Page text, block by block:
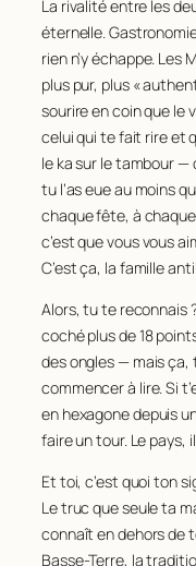
La rivalité entre les
éternelle.
rien n’y échappe. Les
plus pur, plus «
sourire en coin que le
celui qui te fait rire et
le ka sur le tambour —
tu l’as eue au moins
chaque fête, à
c’est que vous vous
C’est ça, la famille
Alors, tu te reconnais
coché plus de 18
des ongles — mais ça,
commencer à lire. Si
en hexagone depuis
faire un tour. Le pays,
Et toi, c’est quoi ton
Le truc que seule ta
connaît en dehors de
Basse-Terre, la